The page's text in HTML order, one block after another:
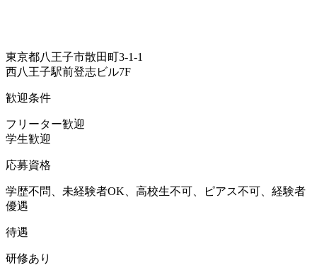
東京都八王子市散田町3-1-1
西八王子駅前登志ビル7F
歓迎条件
フリーター歓迎
学生歓迎
応募資格
学歴不問、未経験者OK、高校生不可、ピアス不可、経験者
優遇
待遇
研修あり